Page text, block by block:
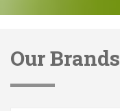
Our Brands